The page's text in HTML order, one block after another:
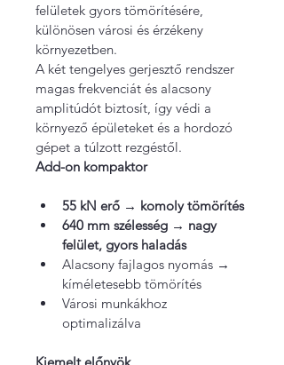
felületek gyors tömörítésére,
különösen városi és érzékeny
környezetben.
A két tengelyes gerjesztő rendszer
magas frekvenciát és alacsony
amplitúdót biztosít, így védi a
környező épületeket és a hordozó
gépet a túlzott rezgéstől.
Add-on kompaktor
55 kN erő → komoly tömörítés
640 mm szélesség → nagy
felület, gyors haladás
Alacsony fajlagos nyomás →
kíméletesebb tömörítés
Városi munkákhoz
optimalizálva